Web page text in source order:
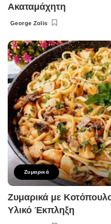
Ακαταμάχητη
Posted
George Zolis
Ζυμαρικά
Ζυμαρικά με
Υλικό Έκπληξη